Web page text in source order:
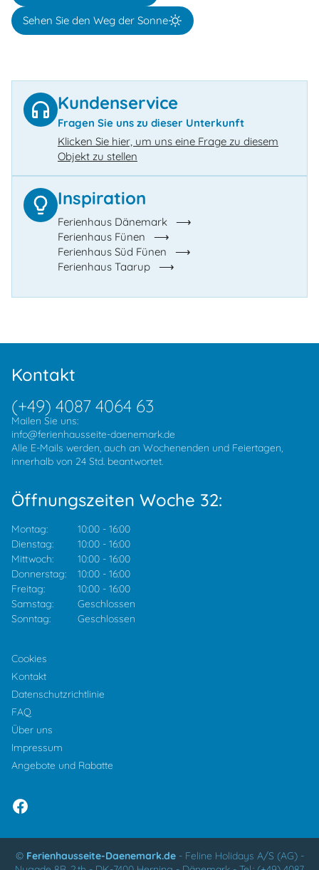
Sehen Sie den Weg der Sonne
Kundenservice
Fragen Sie uns zu dieser Unterkunft
Klicken Sie hier, um uns eine Frage zu diesem
Objekt zu stellen
Inspiration
Ferienhaus Dänemark
Ferienhaus Fünen
Ferienhaus Süd Fünen
Ferienhaus Taarup
Kontakt
(+49) 4087 4064 63
Mailen Sie uns:
info@ferienhausseite-daenemark.de
Alle E-Mails werden, auch an Wochenenden und Feiertagen,
innerhalb von 24 Std. beantwortet.
Öffnungszeiten Woche 32:
Montag: 10:00 - 16:00
Dienstag:
10:00 - 16:00
Mittwoch:
10:00 - 16:00
Donnerstag:
10:00 - 16:00
Freitag:
10:00 - 16:00
Samstag:
Geschlossen
Sonntag:
Geschlossen
Cookies
Kontakt
Datenschutzrichtlinie
FAQ
Über uns
Impressum
Angebote und Rabatte
© Ferienhausseite-Daenemark.de- Feline Holidays A/S (AG)-